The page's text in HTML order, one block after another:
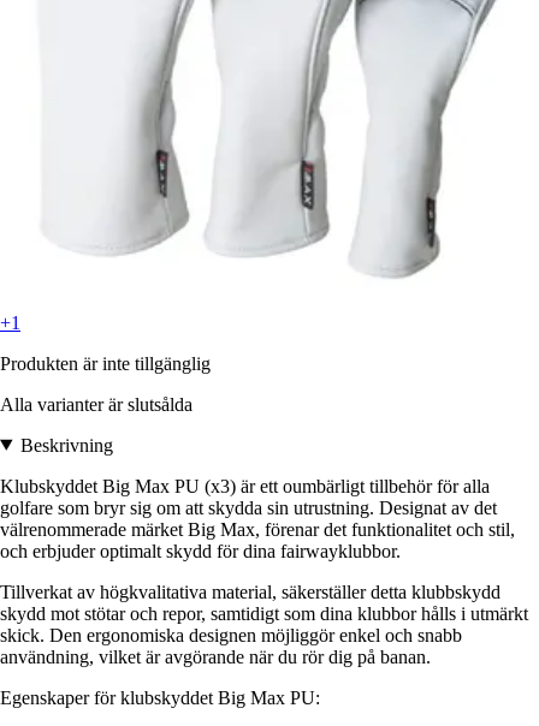
+1
Produkten är inte tillgänglig
Alla varianter är slutsålda
Beskrivning
Klubskyddet Big Max PU (x3) är ett oumbärligt tillbehör för alla
golfare som bryr sig om att skydda sin utrustning. Designat av det
välrenommerade märket Big Max, förenar det funktionalitet och stil,
och erbjuder optimalt skydd för dina fairwayklubbor.
Tillverkat av högkvalitativa material, säkerställer detta klubbskydd
skydd mot stötar och repor, samtidigt som dina klubbor hålls i utmärkt
skick. Den ergonomiska designen möjliggör enkel och snabb
användning, vilket är avgörande när du rör dig på banan.
Egenskaper för klubskyddet Big Max PU: